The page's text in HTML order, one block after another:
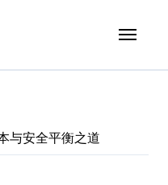
与安全平衡之道